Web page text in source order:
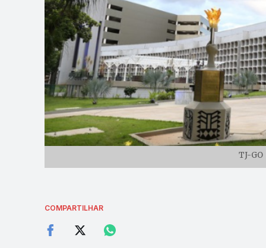
TJ-
COMPARTILHAR